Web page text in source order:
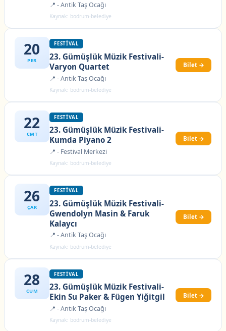
📍 - Antik Taş Ocağı
Kaynak: bodrum-belediye
20
PER
FESTIVAL
23. Gümüşlük Müzik Festivali-
Varyon Quartet
📍 - Antik Taş Ocağı
Kaynak: bodrum-belediye
Bilet →
22
CMT
FESTIVAL
23. Gümüşlük Müzik Festivali-
Kumda Piyano 2
📍 - Festival Merkezi
Kaynak: bodrum-belediye
Bilet →
26
ÇAR
FESTIVAL
23. Gümüşlük Müzik Festivali-
Gwendolyn Masin & Faruk
Kalaycı
📍 - Antik Taş Ocağı
Kaynak: bodrum-belediye
Bilet →
28
CUM
FESTIVAL
23. Gümüşlük Müzik Festivali-
Ekin Su Paker & Fügen Yiğitgil
📍 - Antik Taş Ocağı
Kaynak: bodrum-belediye
Bilet →